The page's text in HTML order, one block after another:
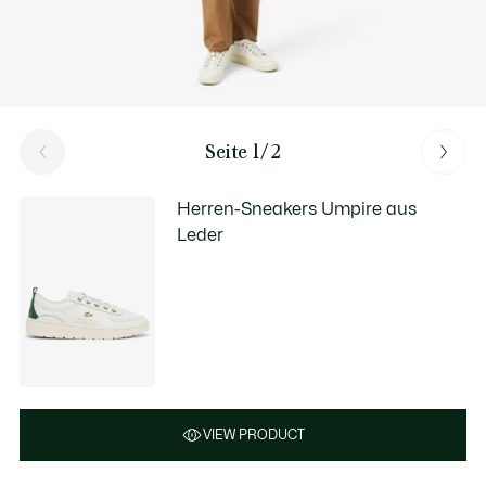
Seite 1/2
Herren-Sneakers Umpire aus
Leder
VIEW PRODUCT